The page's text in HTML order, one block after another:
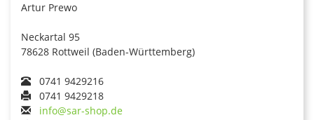
Artur Prewo
Neckartal 95
78628 Rottweil (Baden-Württemberg)
0741 9429216
0741 9429218
info@sar-shop.de